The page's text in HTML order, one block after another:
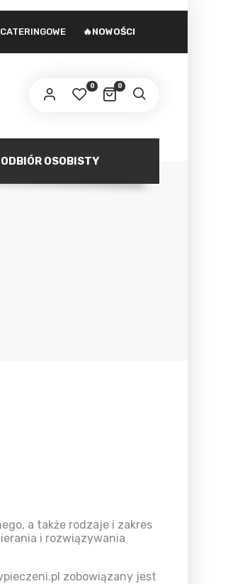
🔥NOWOŚCI
0
0
osobowych podanych w formularzu
stroniepolityka prywatności.
OSOBISTY
a także rodzaje i zakres
i rozwiązywania
zobowiązany jest